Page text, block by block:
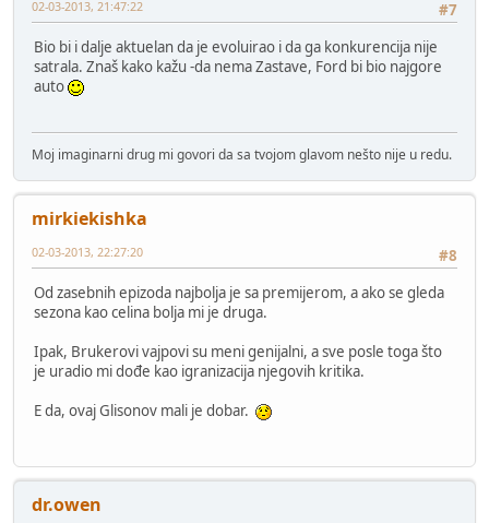
#7
02-03-2013, 21:47:22
Bio bi i dalje aktuelan da je evoluirao i da ga konkurencija nije
satrala. Znaš kako kažu -da nema Zastave, Ford bi bio najgore
auto
Moj imaginarni drug mi govori da sa tvojom glavom nešto nije u redu.
mirkiekishka
#8
02-03-2013, 22:27:20
Od zasebnih epizoda najbolja je sa premijerom, a ako se gleda
sezona kao celina bolja mi je druga.
Ipak, Brukerovi vajpovi su meni genijalni, a sve posle toga što
je uradio mi dođe kao igranizacija njegovih kritika.
E da, ovaj Glisonov mali je dobar.
dr.owen